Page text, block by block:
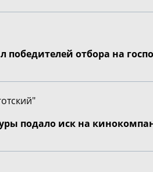
победителей отбора на
подало иск на